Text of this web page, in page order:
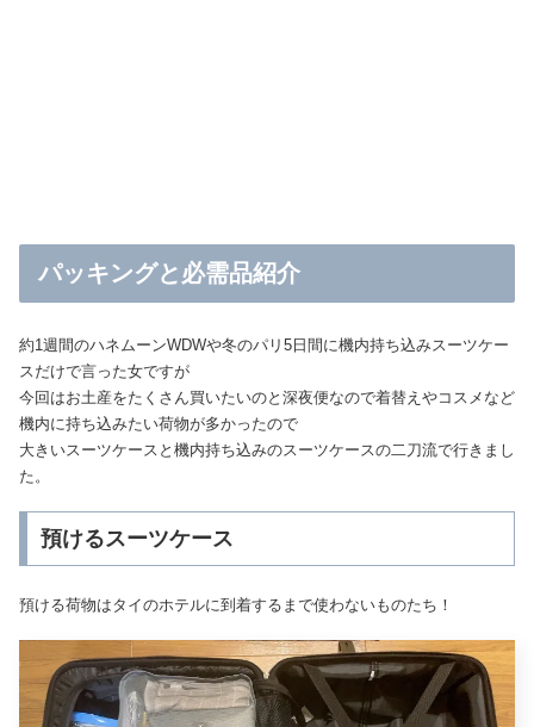
パッキングと必需品紹介
約1週間のハネムーンWDWや冬のパリ5日間に機内持ち込みスーツケー
スだけで言った女ですが
今回はお土産をたくさん買いたいのと深夜便なので着替えやコスメなど
機内に持ち込みたい荷物が多かったので
大きいスーツケースと機内持ち込みのスーツケースの二刀流で行きまし
た。
預けるスーツケース
預ける荷物はタイのホテルに到着するまで使わないものたち！